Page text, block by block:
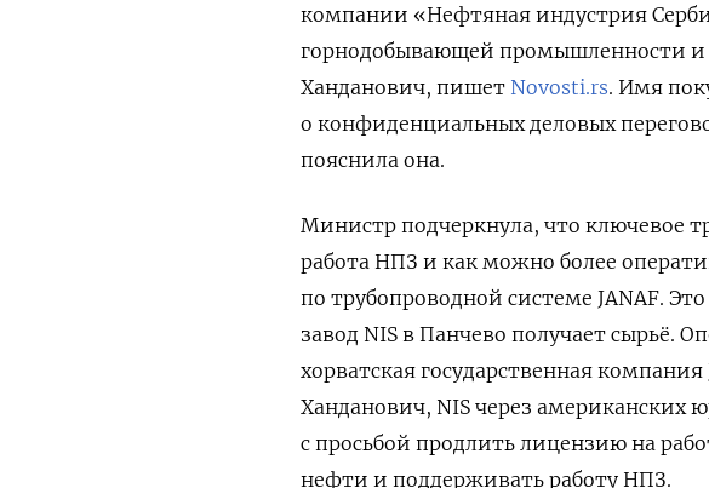
компании «Нефтяная индустрия
горнодобывающей промышленности и
Ханданович, пишет Novosti.rs. Имя
о конфиденциальных деловых
пояснила она.
Министр подчеркнула, что ключевое
работа НПЗ и как можно более
по трубопроводной системе JANAF.
завод NIS в Панчево получает сырьё.
хорватская государственная
Ханданович, NIS через американских
с просьбой продлить лицензию на
нефти и поддерживать работу НПЗ.